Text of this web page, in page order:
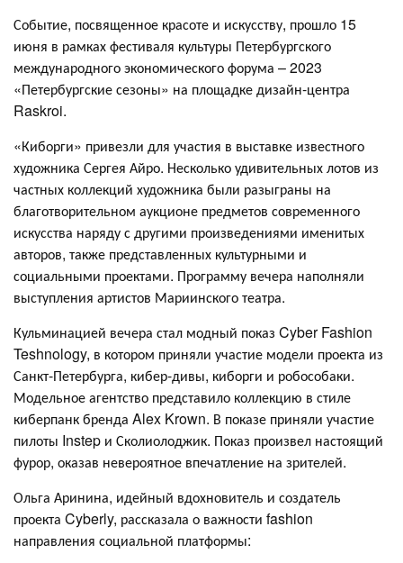
Событие, посвященное красоте и искусству, прошло 15
июня в рамках фестиваля культуры Петербургского
международного экономического форума – 2023
«Петербургские сезоны» на площадке дизайн-центра
Raskroi.
«Киборги» привезли для участия в выставке известного
художника Сергея Айро. Несколько удивительных лотов из
частных коллекций художника были разыграны на
благотворительном аукционе предметов современного
искусства наряду с другими произведениями именитых
авторов, также представленных культурными и
социальными проектами. Программу вечера наполняли
выступления артистов Мариинского театра.
Кульминацией вечера стал модный показ Cyber Fashion
Teshnology, в котором приняли участие модели проекта из
Санкт-Петербурга, кибер-дивы, киборги и робособаки.
Модельное агентство представило коллекцию в стиле
киберпанк бренда Alex Krown. В показе приняли участие
пилоты Instep и Сколиолоджик. Показ произвел настоящий
фурор, оказав невероятное впечатление на зрителей.
Ольга Аринина, идейный вдохновитель и создатель
проекта Cyberly, рассказала о важности fashion
направления социальной платформы: